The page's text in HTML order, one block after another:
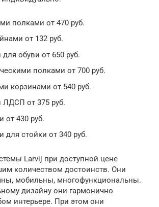
полками от 470 руб.
от 132 руб.
обуви от 650 руб.
полками от 700 руб.
корзинами от 540 руб.
ЛДСП от 375 руб.
от 430 руб.
для стойки от 340 руб.
Larvij при доступной цене
количеством достоинств. Они
мобильны, многофункциональны.
дизайну они гармонично
интерьере. При этом они